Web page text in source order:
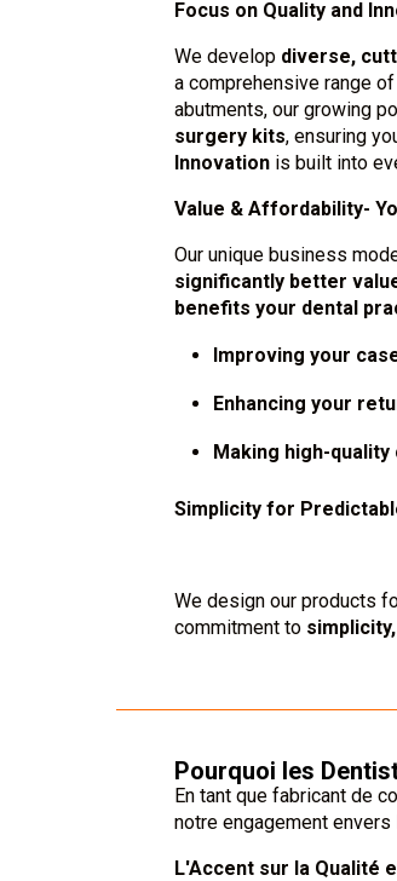
Focus on Quality and
We develop diverse,
a comprehensive range
abutments, our growing
surgery kits, ensuring
Innovation is built into
Value & Affordability-
Our unique business
significantly better
benefits your dental
Improving your
Enhancing your
Making high-
Simplicity for
We design our products
commitment to
Pourquoi les
En tant que fabricant de
notre engagement envers
L'Accent sur la Qualité